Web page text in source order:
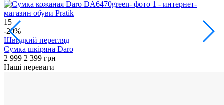
15
-20%
Швидкий перегляд
Сумка шкіряна Daro
2 999 2 399 грн
Наші переваги